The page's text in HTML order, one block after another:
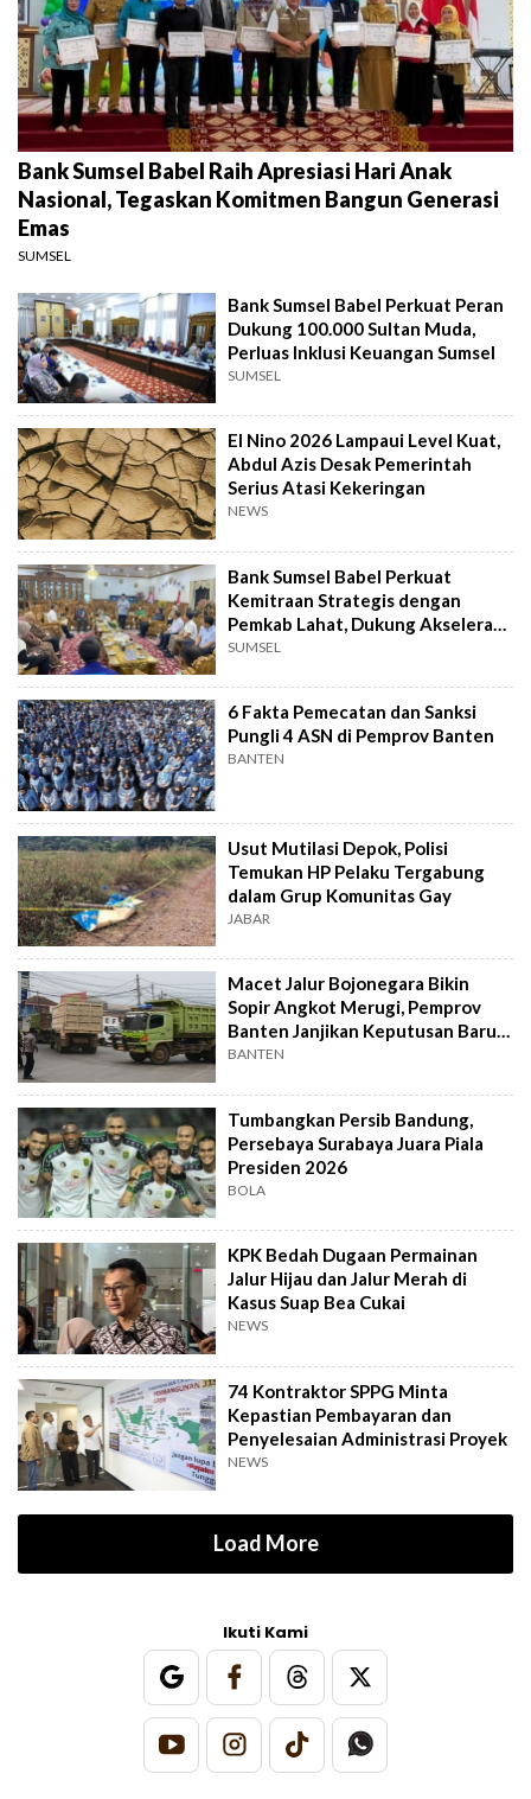
Bank Sumsel Babel Raih Apresiasi Hari Anak
Nasional, Tegaskan Komitmen Bangun Generasi
Emas
SUMSEL
Bank Sumsel Babel Perkuat Peran
Dukung 100.000 Sultan Muda,
Perluas Inklusi Keuangan Sumsel
SUMSEL
El Nino 2026 Lampaui Level Kuat,
Abdul Azis Desak Pemerintah
Serius Atasi Kekeringan
NEWS
Bank Sumsel Babel Perkuat
Kemitraan Strategis dengan
Pemkab Lahat, Dukung Akselerasi
Ekonomi Daerah
SUMSEL
6 Fakta Pemecatan dan Sanksi
Pungli 4 ASN di Pemprov Banten
BANTEN
Usut Mutilasi Depok, Polisi
Temukan HP Pelaku Tergabung
dalam Grup Komunitas Gay
JABAR
Macet Jalur Bojonegara Bikin
Sopir Angkot Merugi, Pemprov
Banten Janjikan Keputusan Baru 4
Hari Lagi
BANTEN
Tumbangkan Persib Bandung,
Persebaya Surabaya Juara Piala
Presiden 2026
BOLA
KPK Bedah Dugaan Permainan
Jalur Hijau dan Jalur Merah di
Kasus Suap Bea Cukai
NEWS
74 Kontraktor SPPG Minta
Kepastian Pembayaran dan
Penyelesaian Administrasi Proyek
NEWS
Load More
Ikuti Kami